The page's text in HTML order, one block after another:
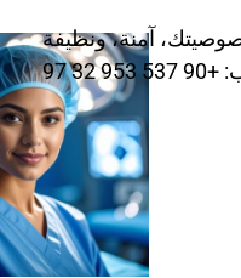
آمنة، ونظيفة
32 97